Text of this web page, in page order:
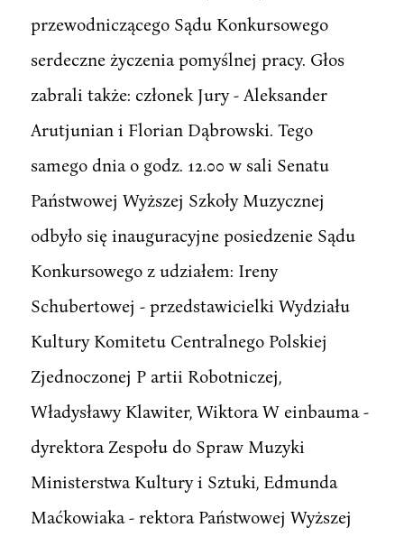
przewodniczącego Sądu Konkursowego
serdeczne życzenia pomyślnej pracy. Głos
zabrali także: członek Jury - Aleksander
Arutjunian i Florian Dąbrowski. Tego
samego dnia o godz. 12.00 w sali Senatu
Państwowej Wyższej Szkoły Muzycznej
odbyło się inauguracyjne posiedzenie Sądu
Konkursowego z udziałem: Ireny
Schubertowej - przedstawicielki Wydziału
Kultury Komitetu Centralnego Polskiej
Zjednoczonej P artii Robotniczej,
Władysławy Klawiter, Wiktora W einbauma -
dyrektora Zespołu do Spraw Muzyki
Ministerstwa Kultury i Sztuki, Edmunda
Maćkowiaka - rektora Państwowej Wyższej